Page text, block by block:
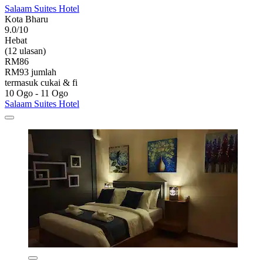
Salaam Suites Hotel
Kota Bharu
9.0/10
Hebat
(12 ulasan)
RM86
RM93 jumlah
termasuk cukai & fi
10 Ogo - 11 Ogo
Salaam Suites Hotel